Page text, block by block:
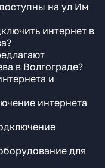
на ул Им
интернет в
в Волгограде?
и
интернета
для